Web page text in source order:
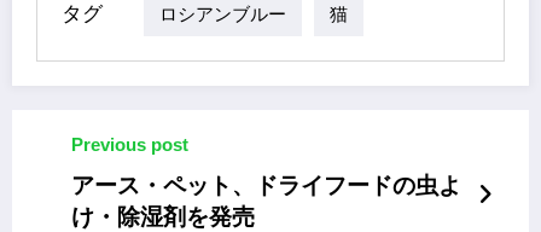
タグ ロシアンブルー 猫
Previous post
アース・ペット、ドライフードの虫よ
け・除湿剤を発売